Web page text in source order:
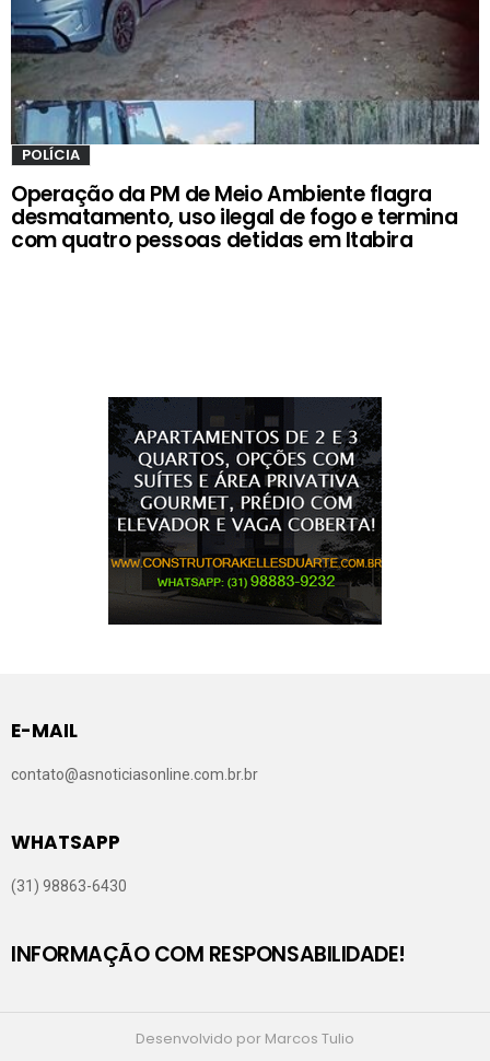
POLÍCIA
Operação da PM de Meio Ambiente flagra
desmatamento, uso ilegal de fogo e termina
com quatro pessoas detidas em Itabira
E-MAIL
contato@asnoticiasonline.com.br.br
WHATSAPP
(31) 98863-6430
INFORMAÇÃO COM RESPONSABILIDADE!
Desenvolvido por Marcos Tulio